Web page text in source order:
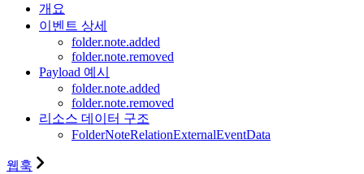
개요
이벤트 상세
folder.note.added
folder.note.removed
Payload 예시
folder.note.added
folder.note.removed
리소스 데이터 구조
FolderNoteRelationExternalEventData
웹훅